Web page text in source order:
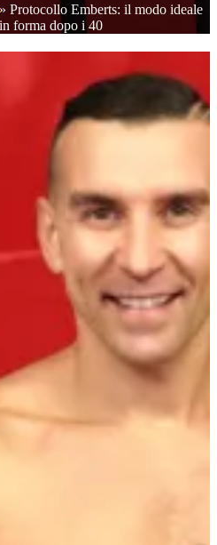
» Protocollo Emberts: il modo ideale
forma dopo i 40